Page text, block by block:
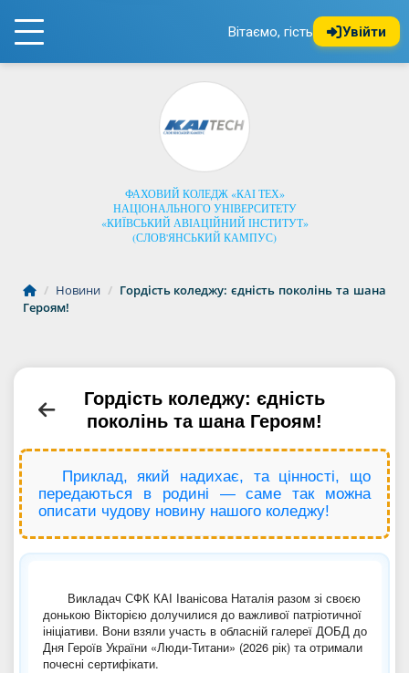
Вітаємо, гість Увійти
ФАХОВИЙ КОЛЕДЖ «КАІ ТЕХ»
НАЦІОНАЛЬНОГО УНІВЕРСИТЕТУ
«КИЇВСЬКИЙ АВІАЦІЙНИЙ ІНСТИТУТ»
(СЛОВ'ЯНСЬКИЙ КАМПУС)
/ Новини / Гордість коледжу: єдність поколінь та шана
Героям!
Гордість коледжу: єдність
поколінь та шана Героям!
Приклад, який надихає, та цінності, що
передаються в родині — саме так можна
описати чудову новину нашого коледжу!